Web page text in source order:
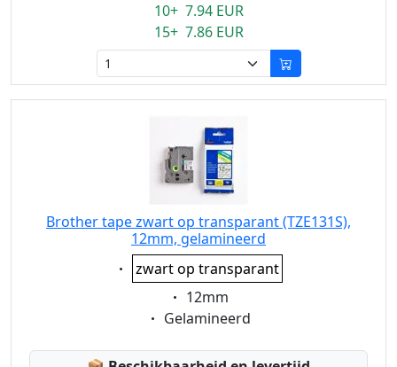
10+ 7.94 EUR
15+ 7.86 EUR
Brother tape zwart op transparant (TZE131S),
12mm, gelamineerd
Eigenschaft:
zwart op transparant
Eigenschaft:
12mm
Eigenschaft:
Gelamineerd